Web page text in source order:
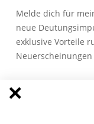
Melde dich für
neue
exklusive Vorteile
Anmeldung zum